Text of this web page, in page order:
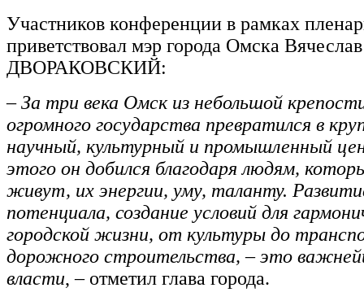
Участников конференции в рамках
приветствовал мэр города Омска Вячеслав
ДВОРАКОВСКИЙ:
–За три века Омск из небольшой
огромного государства превратился в
научный, культурный и промышленный
этого он добился благодаря людям,
живут, их энергии, уму, таланту.
потенциала, создание условий для
городской жизни, от культуры до
дорожного строительства, – это
власти, – отметил глава города.